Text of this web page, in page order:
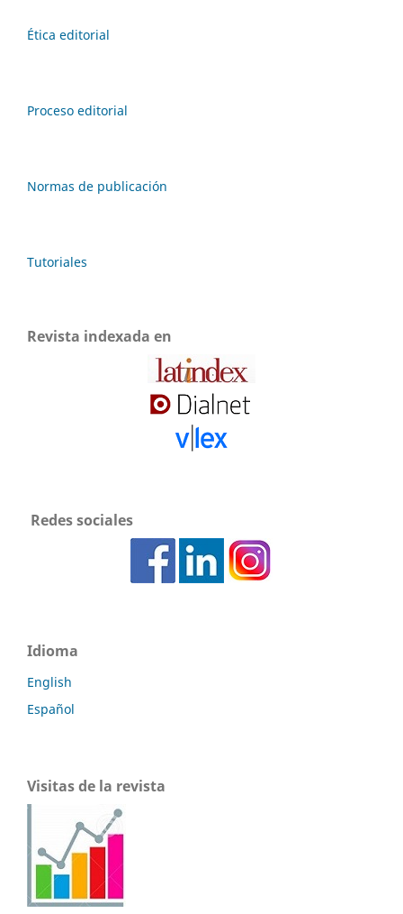
Ética editorial
Proceso editorial
Normas de publicación
Tutoriales
Revista indexada en
Redes sociales
Idioma
English
Español
Visitas de la revista